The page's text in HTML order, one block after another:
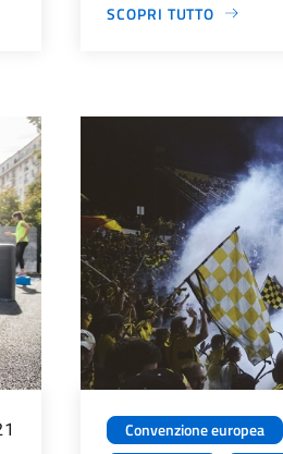
SCOPRI TUTTO
Convenzione europea